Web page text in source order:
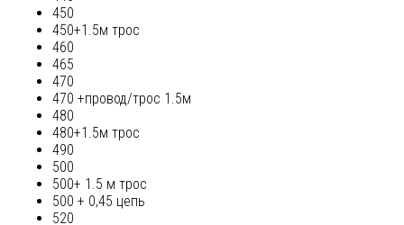
450
450+1.5м трос
460
465
470
470 +провод/трос 1.5м
480
480+1.5м трос
490
500
500+ 1.5 м трос
500 + 0,45 цепь
520